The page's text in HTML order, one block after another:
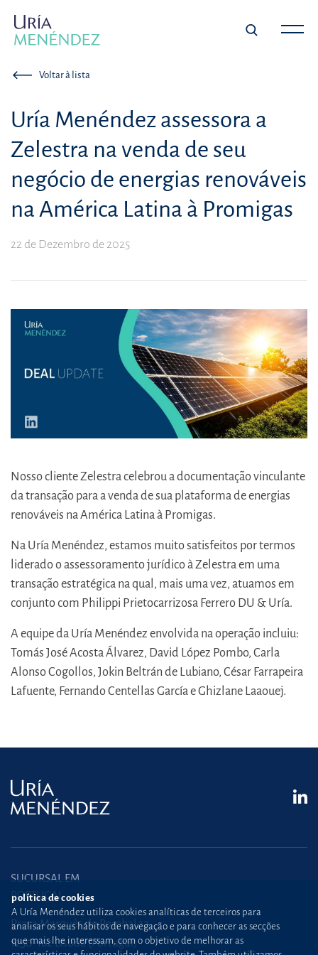
Voltar à lista
Uría Menéndez assessora a
Zelestra na venda de seu
negócio de energias renováveis
na América Latina à Promigas
22 de Dezembro de 2025
Nosso cliente Zelestra celebrou a documentação vinculante
da transação para a venda de sua plataforma de energias
renováveis na América Latina à Promigas.
Na Uría Menéndez, estamos muito satisfeitos por termos
liderado o assessoramento jurídico à Zelestra em uma
transação estratégica na qual, mais uma vez, atuamos em
conjunto com Philippi Prietocarrizosa Ferrero DU & Uría.
A equipe da Uría Menéndez envolvida na operação incluiu:
Tomás José Acosta Álvarez, David López Pombo, Carla
Alonso Cogollos, Jokin Beltrán de Lubiano, César Farrapeira
Lafuente, Fernando Centellas García e Ghizlane Laaouej.
SUCURSAL EM
PORTUGAL
Praça Marquês de Pombal,12
1250-162 Lisboa (Portugal)
política de cookies
A Uría Menéndez utiliza cookies analíticas de terceiros para
analisar os seus hábitos de navegação e para conhecer as secções
que mais lhe interessam, com o objetivo de melhorar as